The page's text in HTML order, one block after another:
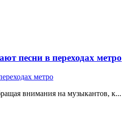
песни в переходах метро
внимания на музыкантов, к...